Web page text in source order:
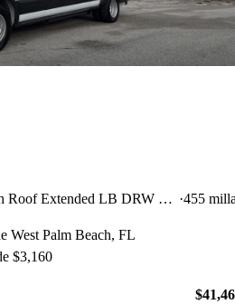
350 HD 11000 GVWR High Roof Extended LB DRW RWD 455
West Palm Beach, FL
$3,160